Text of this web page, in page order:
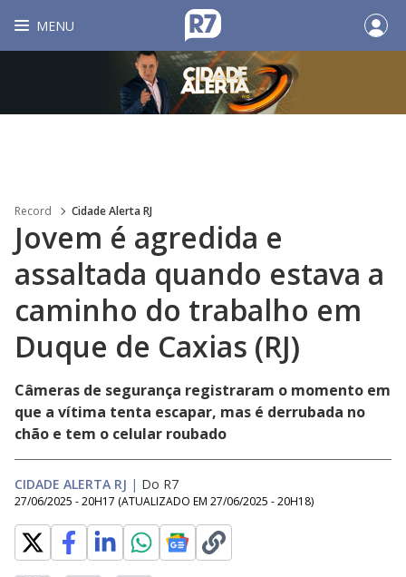
MENU
Record Cidade Alerta RJ
Jovem é agredida e
assaltada quando estava a
caminho do trabalho em
Duque de Caxias (RJ)
Câmeras de segurança registraram o momento em
que a vítima tenta escapar, mas é derrubada no
chão e tem o celular roubado
CIDADE ALERTA RJ | Do R7
27/06/2025 - 20H17 (ATUALIZADO EM 27/06/2025 - 20H18)